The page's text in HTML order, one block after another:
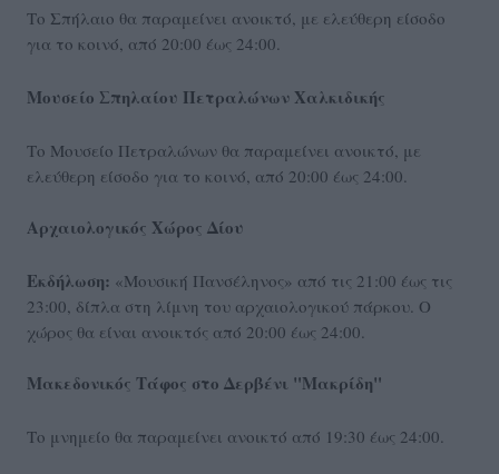
Το Σπήλαιο θα παραμείνει ανοικτό, με ελεύθερη είσοδο
για το κοινό, από 20:00 έως 24:00.
Μουσείο Σπηλαίου Πετραλώνων Χαλκιδικής
Το Μουσείο Πετραλώνων θα παραμείνει ανοικτό, με
ελεύθερη είσοδο για το κοινό, από 20:00 έως 24:00.
Αρχαιολογικός Χώρος Δίου
Εκδήλωση: «Μουσική Πανσέληνος» από τις 21:00 έως τις
23:00, δίπλα στη λίμνη του αρχαιολογικού πάρκου. Ο
χώρος θα είναι ανοικτός από 20:00 έως 24:00.
Μακεδονικός Τάφος στο Δερβένι "Μακρίδη"
Το μνημείο θα παραμείνει ανοικτό από 19:30 έως 24:00.